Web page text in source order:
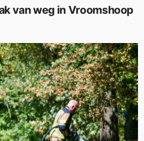
van weg in Vroomshoop